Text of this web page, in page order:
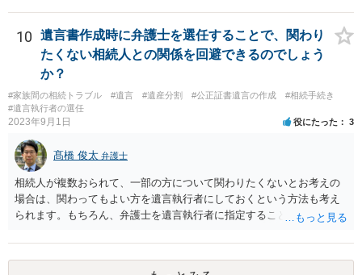
誘導しかしてこないと思います。
10
遺言書作成時に弁護士を選任することで、関わり
たくない相続人との関係を回避できるのでしょう
か？
#家族間の相続トラブル #遺言 #遺産分割 #公正証書遺言の作成
#相続手続き
#遺言執行者の選任
2023年9月1日 役にたった 3
髙橋 俊太 弁護士
相続人が複数おられて、一部の方について関わりたくないとお考えの
場合は、関わってもよい方を遺言執行者にしておくという方法も考え
られます。もちろん、弁護士を遺言執行者に指定することもできます
方に再委任の権限を付与しておくという方法もあります。 一度、弁護
士に直接ご相談されることをお勧めいたします。